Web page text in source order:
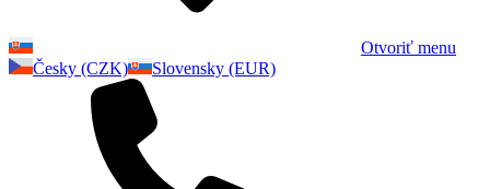
Otvoriť menu
Česky (CZK)
Slovensky (EUR)